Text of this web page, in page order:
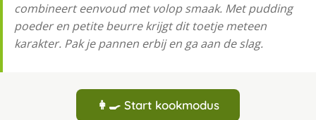
combineert eenvoud met volop smaak. Met pudding
poeder en petite beurre krijgt dit toetje meteen
karakter. Pak je pannen erbij en ga aan de slag.
👩‍🍳 Start kookmodus